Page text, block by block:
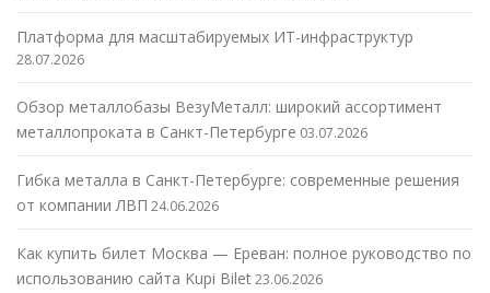
Платформа для масштабируемых ИТ-инфраструктур
28.07.2026
Обзор металлобазы ВезуМеталл: широкий ассортимент
металлопроката в Санкт-Петербурге 03.07.2026
Гибка металла в Санкт-Петербурге: современные решения
от компании ЛВП 24.06.2026
Как купить билет Москва — Ереван: полное руководство по
использованию сайта Kupi Bilet23.06.2026